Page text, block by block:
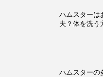
ハムスターは
夫？体を洗う
ハムスターの